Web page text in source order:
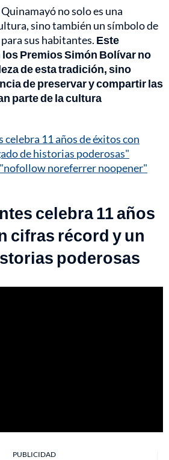
no solo es una
sino también un símbolo de
sus habitantes. Este
Premios Simón Bolívar no
de esta tradición, sino
de preservar y compartir las
parte de la cultura
11 años de éxitos con
de historias poderosas"
noreferrer noopener"
celebra 11 años
cifras récord y un
poderosas
PUBLICIDAD